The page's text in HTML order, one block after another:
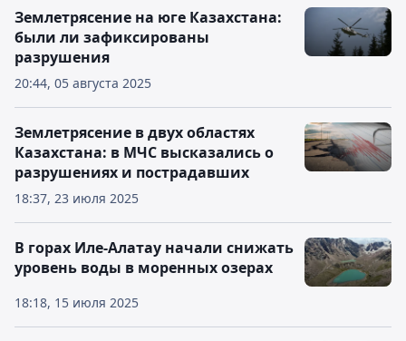
20:44, 05 августа 2025
Землетрясение на юге Казахстана:
были ли зафиксированы
разрушения
18:37, 23 июля 2025
Землетрясение в двух областях
Казахстана: в МЧС высказались о
разрушениях и пострадавших
18:18, 15 июля 2025
В горах Иле-Алатау начали снижать
уровень воды в моренных озерах